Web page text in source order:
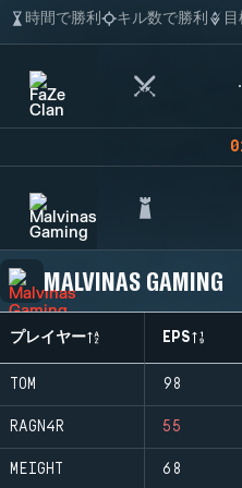
時間で勝利 キル数で勝利
MALVINAS GAMING
プレイヤー EPS
TOM 98
RAGN4R 55
MEIGHT 68